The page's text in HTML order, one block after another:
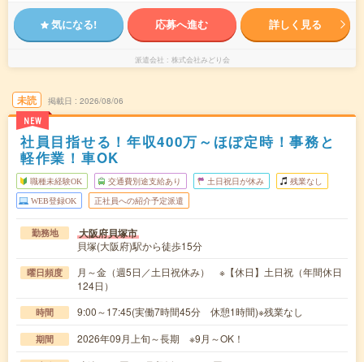
気になる! 応募へ進む 詳しく見る
派遣会社 株式会社みどり会
未読
NEW
掲載日 2026/08/06
社員目指せる！年収400万～ほぼ定時！事務と
軽作業！車OK
職種未経験OK 交通費別途支給あり 土日祝日が休み 残業なし
WEB登録OK 正社員への紹介予定派遣
勤務地 大阪府貝塚市
貝塚(大阪府)駅から徒歩15分
曜日頻度
月～金（週5日／土日祝休み） ※【休日】土日祝（年間休日
124日）
時間 9:00～17:45(実働7時間45分 休憩1時間)※残業なし
期間 2026年09月上旬～長期 ※9月～OK！